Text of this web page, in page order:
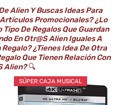
Alien Y Buscas Ideas Para
Promocionales? ¿Lo
Tipo De Regalos Que Guardan
En Otr@s Alien Iguales A
¿Tienes Idea De Otra
Que Tienen Relación Con
Alien?🔍
SÚPER CAJA MUSICAL